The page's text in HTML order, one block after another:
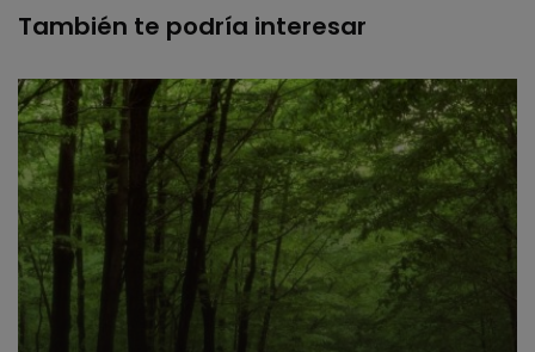
También te podría interesar